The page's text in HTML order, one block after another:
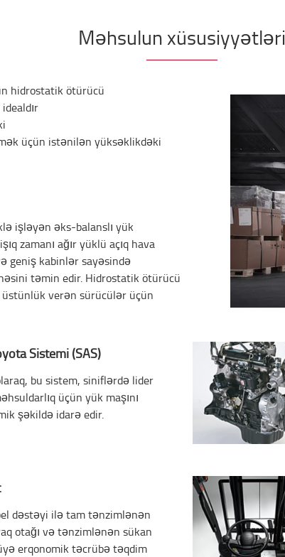
Məhsulun xüsusiyyətləri
hidrostatik ötürücü
üçün istənilən yüksəklikdəki
işləyən əks-balanslı yük
zamanı ağır yüklü açıq hava
geniş kabinlər sayəsində
təmin edir. Hidrostatik ötürücü
verən sürücülər üçün
Sistemi (SAS)
bu sistem, siniflərdə lider
üçün yük maşını
şəkildə idarə edir.
dəstəyi ilə tam tənzimlənən
otağı və tənzimlənən sükan
erqonomik təcrübə təqdim